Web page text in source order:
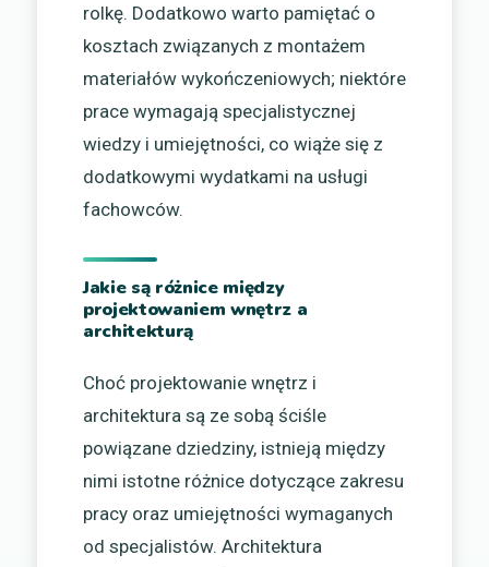
rolkę. Dodatkowo warto pamiętać o
kosztach związanych z montażem
materiałów wykończeniowych; niektóre
prace wymagają specjalistycznej
wiedzy i umiejętności, co wiąże się z
dodatkowymi wydatkami na usługi
fachowców.
Jakie są różnice między
projektowaniem wnętrz a
architekturą
Choć projektowanie wnętrz i
architektura są ze sobą ściśle
powiązane dziedziny, istnieją między
nimi istotne różnice dotyczące zakresu
pracy oraz umiejętności wymaganych
od specjalistów. Architektura